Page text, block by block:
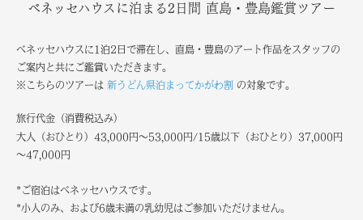
ベネッセハウスに泊まる2日間 直島・豊島鑑賞ツアー
ベネッセハウスに1泊2日で滞在し、直島・豊島のアート作品をスタッフの
ご案内と共にご鑑賞いただきます。
※こちらのツアーは 新うどん県泊まってかがわ割 の対象です。
旅行代金（消費税込み）
大人（おひとり）43,000円～53,000円/15歳以下（おひとり）37,000円
～47,000円
*ご宿泊はベネッセハウスです。
*小人のみ、および6歳未満の乳幼児はご参加いただけません。